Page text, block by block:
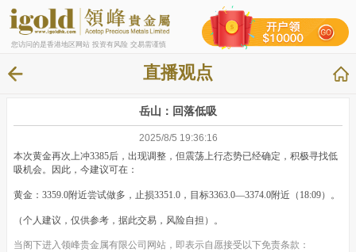
您访问的是香港地区网站 投资有风险 交易需谨慎
直播观点
岳山：回落低吸
2025/8/5 19:36:16
本次黄金再次上冲3385后，出现调整，但震荡上行态势已经确定，积极寻找低
吸机会。因此，今建议可在：
黄金：3359.0附近尝试做多，止损3351.0，目标3363.0—3374.0附近（18:09）。
（个人建议，仅供参考，据此交易，风险自担）。
当阁下进入领峰贵金属有限公司网站，即表示自愿接受以下免责条款：